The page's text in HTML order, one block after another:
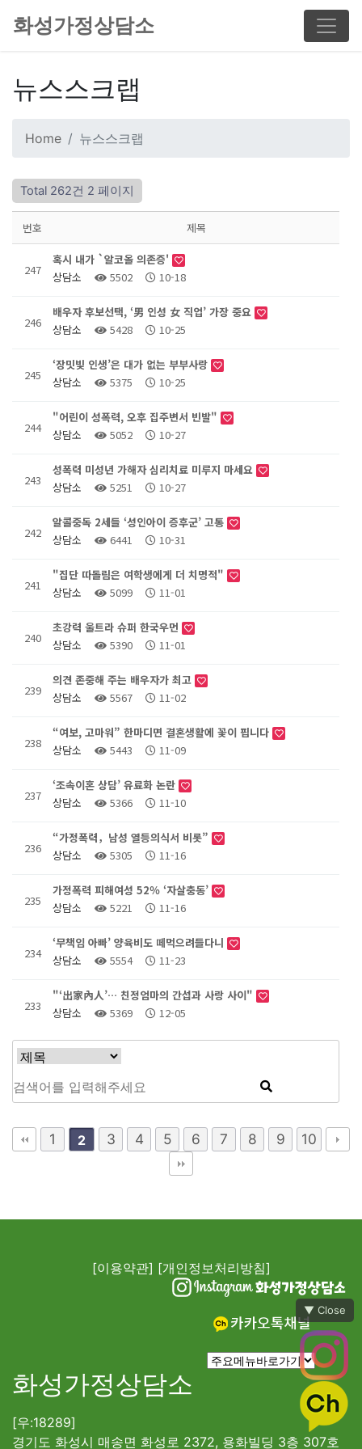
▼ Close
화성가정상담소
뉴스스크랩
Home 뉴스스크랩
Total 262건 2 페이지
번호 제목
247
혹시 내가 `알코올 의존증'
상담소
5502 10-18
246
배우자 후보선택, ‘男 인성 女 직업’ 가장 중요
상담소
5428 10-25
245
‘장밋빛 인생’은 대가 없는 부부사랑
상담소
5375 10-25
244
"어린이 성폭력, 오후 집주변서 빈발"
상담소
5052 10-27
243
성폭력 미성년 가해자 심리치료 미루지 마세요
상담소
5251 10-27
242
알콜중독 2세들 ‘성인아이 증후군’ 고통
상담소
6441 10-31
241
"집단 따돌림은 여학생에게 더 치명적"
상담소
5099 11-01
240
초강력 울트라 슈퍼 한국우먼
상담소
5390 11-01
239
의견 존중해 주는 배우자가 최고
상담소
5567 11-02
238
“여보, 고마워” 한마디면 결혼생활에 꽃이 핍니다
상담소
5443 11-09
237
‘조속이혼 상담’ 유료화 논란
상담소
5366 11-10
236
“가정폭력，남성 열등의식서 비롯”
상담소
5305 11-16
235
가정폭력 피해여성 52％ ‘자살충동’
상담소
5221 11-16
234
‘무책임 아빠’ 양육비도 떼먹으려들다니
상담소
5554 11-23
233
"‘出家內人’… 친정엄마의 간섭과 사랑 사이"
상담소
5369 12-05
1 2 3 4 5 6 7 8 9 10
[이용약관] [개인정보처리방침]
화성가정상담소
[우:18289]
경기도 화성시 매송면 화성로 2372, 용화빌딩 3층 307호